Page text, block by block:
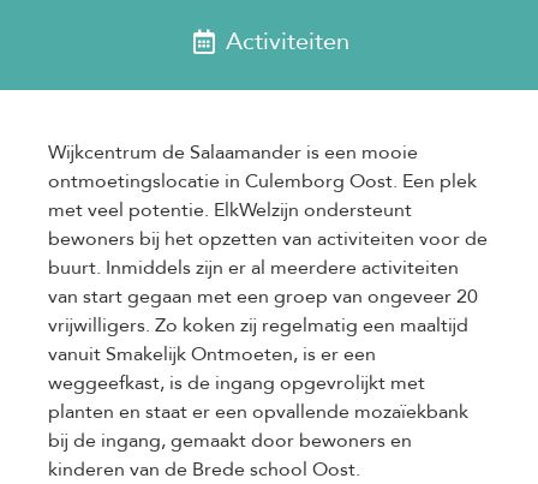
Activiteiten
Wijkcentrum de Salaamander is een mooie
ontmoetingslocatie in Culemborg Oost. Een plek
met veel potentie. ElkWelzijn ondersteunt
bewoners bij het opzetten van activiteiten voor de
buurt. Inmiddels zijn er al meerdere activiteiten
van start gegaan met een groep van ongeveer 20
vrijwilligers. Zo koken zij regelmatig een maaltijd
vanuit Smakelijk Ontmoeten, is er een
weggeefkast, is de ingang opgevrolijkt met
planten en staat er een opvallende mozaïekbank
bij de ingang, gemaakt door bewoners en
kinderen van de Brede school Oost.